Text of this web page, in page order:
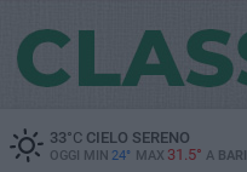
33°CCIELO SERENO
OGGI MIN 24° MAX 31.5° A BARI